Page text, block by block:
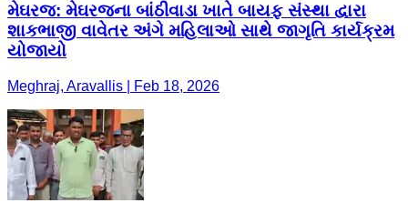
મેઘરજ: મેઘરજના બાંઠીવાડા ખાતે બાયફ સંસ્થા દ્વારા
શાકભાજી વાવેતર અંગે મહિલાઓ સાથે જાગૃતિ કાર્યક્રમ
યોજાયો
Meghraj, Aravallis | Feb 18, 2026